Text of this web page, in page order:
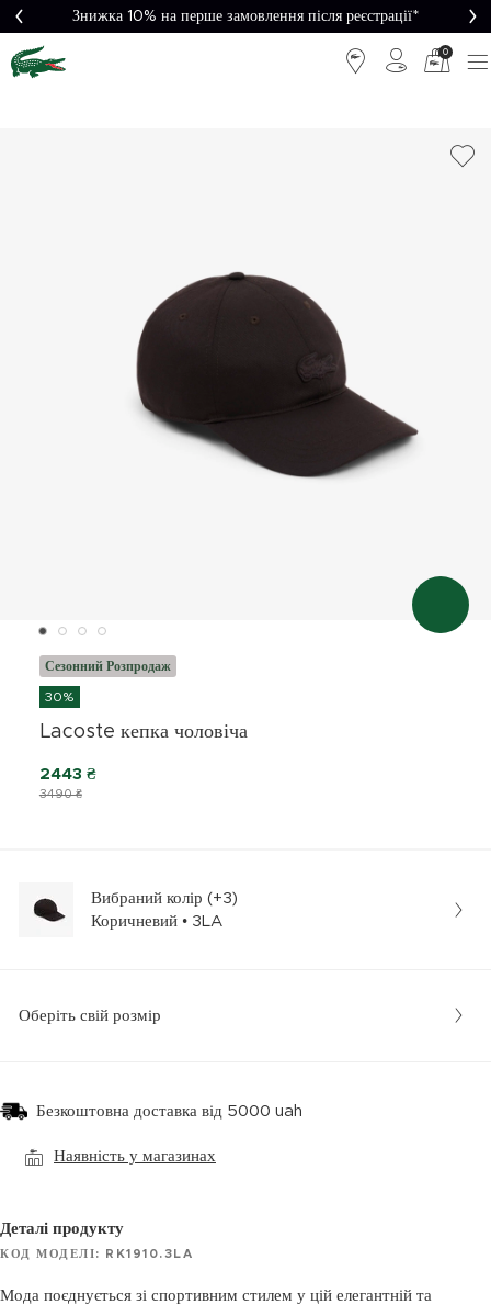
Знижка 10% на перше замовлення після реєстрації*
0
Сезонний Розпродаж
30%
Lacoste кепка чоловіча
3490 ₴
2443 ₴
Вибраний колір (+3)
Коричневий • 3LA
Оберіть свій розмір
Безкоштовна доставка від 5000 uah
Наявність у магазинах
Деталі продукту
КОД МОДЕЛІ: RK1910.3LA
Мода поєднується зі спортивним стилем у цій елегантній та
Безкоштовна
доставка від